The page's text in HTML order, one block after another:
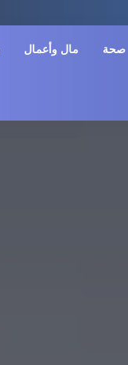
صحة مال وأعمال